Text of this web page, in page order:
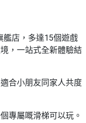
艦店，多達15個遊戲
，一站式全新體驗結
合小朋友同家人共度
專屬嘅滑梯可以玩。